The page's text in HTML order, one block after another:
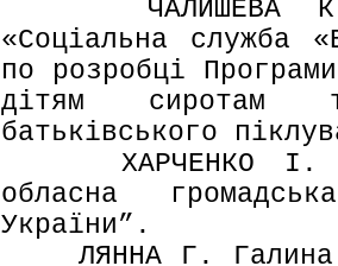
ЧАЛИШЕВА К.
«Соціальна служба
по розробці
дітям сиротам
батьківського
ХАРЧЕНКО І.
обласна
України”.
ЛЯННА Г. Галина